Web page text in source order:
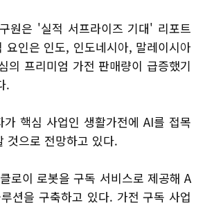
원은 '실적 서프라이즈 기대' 리포트
요인은 인도, 인도네시아, 말레이시아
의 프리미엄 가전 판매량이 급증했기
.
가 핵심 사업인 생활가전에 AI를 접목
것으로 전망하고 있다.
로이 로봇을 구독 서비스로 제공해 A
션을 구축하고 있다. 가전 구독 사업